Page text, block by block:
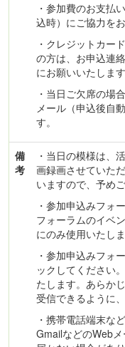
・参加費のお支払
込時）にご協力を
・クレジットカー
の方は、お申込連
にお願いいたします
・当日ご欠席の場
メール（申込後自
す。
備
考
・当日の模様は、
画録画させていた
いますので、予め
・参加申込みフォ
フォーラムのイベ
にのみ使用いたしま
・参加申込みフォ
ックしてください
たします。あらか
受信できるように
・携帯電話端末な
GmailなどのWeb